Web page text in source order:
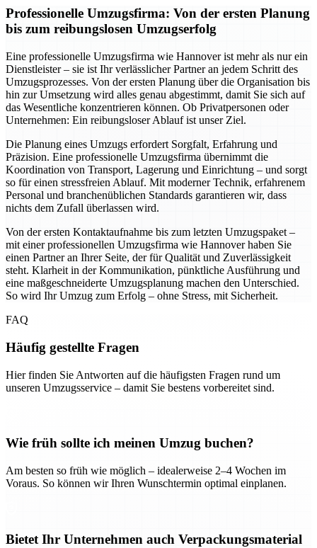
Professionelle Umzugsfirma: Von der ersten Planung
bis zum reibungslosen Umzugserfolg
Eine professionelle Umzugsfirma wie Hannover ist mehr als nur ein
Dienstleister – sie ist Ihr verlässlicher Partner an jedem Schritt des
Umzugsprozesses. Von der ersten Planung über die Organisation bis
hin zur Umsetzung wird alles genau abgestimmt, damit Sie sich auf
das Wesentliche konzentrieren können. Ob Privatpersonen oder
Unternehmen: Ein reibungsloser Ablauf ist unser Ziel.
Die Planung eines Umzugs erfordert Sorgfalt, Erfahrung und
Präzision. Eine professionelle Umzugsfirma übernimmt die
Koordination von Transport, Lagerung und Einrichtung – und sorgt
so für einen stressfreien Ablauf. Mit moderner Technik, erfahrenem
Personal und branchenüblichen Standards garantieren wir, dass
nichts dem Zufall überlassen wird.
Von der ersten Kontaktaufnahme bis zum letzten Umzugspaket –
mit einer professionellen Umzugsfirma wie Hannover haben Sie
einen Partner an Ihrer Seite, der für Qualität und Zuverlässigkeit
steht. Klarheit in der Kommunikation, pünktliche Ausführung und
eine maßgeschneiderte Umzugsplanung machen den Unterschied.
So wird Ihr Umzug zum Erfolg – ohne Stress, mit Sicherheit.
FAQ
Häufig gestellte Fragen
Hier finden Sie Antworten auf die häufigsten Fragen rund um
unseren Umzugsservice – damit Sie bestens vorbereitet sind.
Wie früh sollte ich meinen Umzug buchen?
Am besten so früh wie möglich – idealerweise 2–4 Wochen im
Voraus. So können wir Ihren Wunschtermin optimal einplanen.
Bietet Ihr Unternehmen auch Verpackungsmaterial